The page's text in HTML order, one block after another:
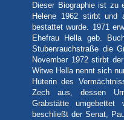
Dieser Biographie ist zu
Helene 1962 stirbt und
bestattet wurde. 1971
Ehefrau Hella geb.
Stubenrauchstraße die
November 1972 stirbt
Witwe Hella nennt sich
Hüterin des
Zech aus, dessen
Grabstätte
beschließt der Senat,